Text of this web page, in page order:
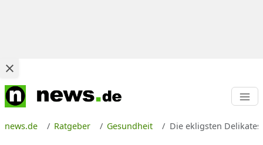
news.de Ratgeber Gesundheit Die ekligsten